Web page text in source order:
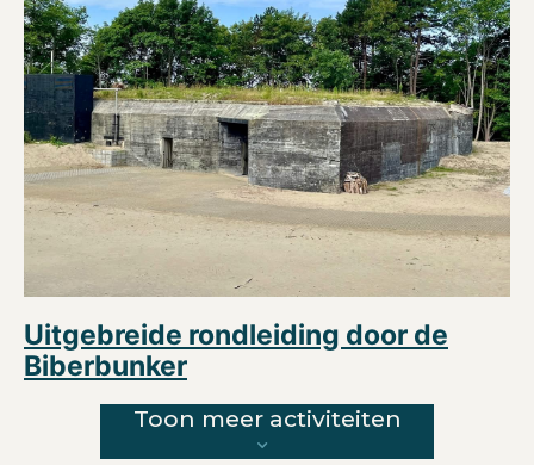
Uitgebreide rondleiding door de
Biberbunker
Toon meer activiteiten